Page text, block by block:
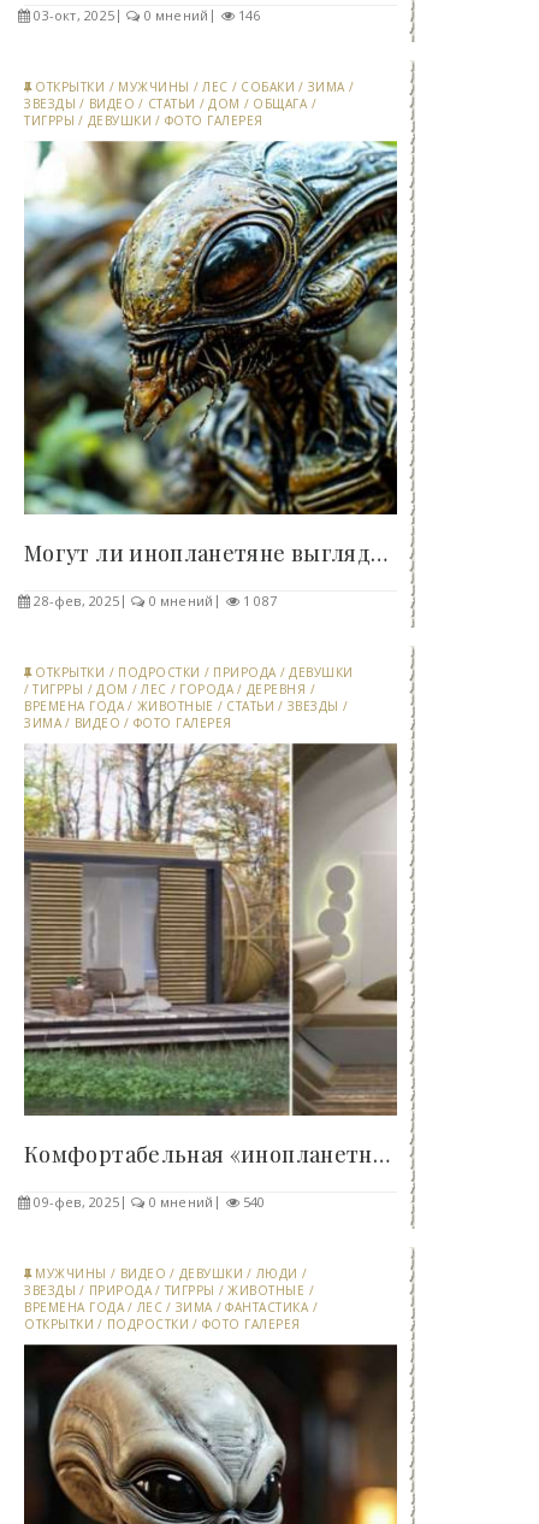
03-окт, 2025 0 мнений 146
ОТКРЫТКИ / МУЖЧИНЫ /ЛЕС / СОБАКИ / ЗИМА /
ЗВЕЗДЫ / ВИДЕО / СТАТЬИ /ДОМ / ОБЩАГА /
ТИГРРЫ / ДЕВУШКИ / ФОТО ГАЛЕРЕЯ
Могут ли инопланетяне выглядеть, как насекомые? -..
28-фев, 2025 0 мнений 1 087
ОТКРЫТКИ / ПОДРОСТКИ / ПРИРОДА / ДЕВУШКИ
/ТИГРРЫ / ДОМ / ЛЕС / ГОРОДА / ДЕРЕВНЯ /
ВРЕМЕНА ГОДА / ЖИВОТНЫЕ / СТАТЬИ / ЗВЕЗДЫ /
ЗИМА / ВИДЕО / ФОТО ГАЛЕРЕЯ
Комфортабельная «инопланетная» капсула, которая..
09-фев, 2025 0 мнений 540
МУЖЧИНЫ / ВИДЕО / ДЕВУШКИ / ЛЮДИ /
ЗВЕЗДЫ / ПРИРОДА / ТИГРРЫ /ЖИВОТНЫЕ /
ВРЕМЕНА ГОДА / ЛЕС / ЗИМА /ФАНТАСТИКА /
ОТКРЫТКИ / ПОДРОСТКИ / ФОТО ГАЛЕРЕЯ